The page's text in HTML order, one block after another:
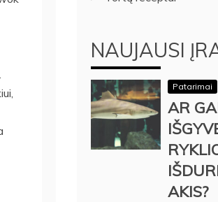
NAUJAUSI
Patarimai
AR
AKIS?